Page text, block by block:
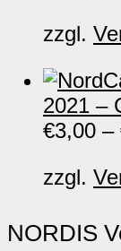
zzgl.
2021 –
€3,00 –
zzgl.
NORDIS